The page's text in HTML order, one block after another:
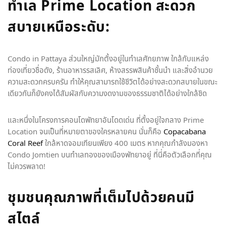
ทำเล Prime Location สะดวก
สบายเหนือระดับ:
Condo in Pattaya ส่วนใหญ่มักตั้งอยู่ในทำเลศักยภาพ ใกล้กับแหล่ง
ท่องเที่ยวชื่อดัง, ร้านอาหารรสเลิศ, ห้างสรรพสินค้าชั้นนำ และสิ่งอำนวย
ความสะดวกครบครัน ทำให้คุณสามารถใช้ชีวิตได้อย่างสะดวกสบายในขณะ
เดียวกันก็ยังคงได้สัมผัสกับความงดงามของธรรมชาติได้อย่างใกล้ชิด
และหนึ่งในโครงการคอนโดพัทยาอันโดดเด่น ที่ตั้งอยู่ใจกลาง Prime
Location จนเป็นที่หมายตาของใครหลายคน นั่นก็คือ Copacabana
Coral Reefใกล้หาดจอมเทียนเพียง 400 เมตร หากคุณกำลังมองหา
Condo Jomtien บนทำเลทองของเมืองพัทยาอยู่ ที่นี่คือตัวเลือกที่คุณ
ไม่ควรพลาด!
ชุมชนคุณภาพที่เต็มไปด้วยคนมี
สไตล์